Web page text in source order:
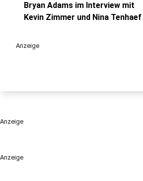
Anzeige
Bryan Adams im Interview mit
Kevin Zimmer und Nina Tenhaef
Anzeige
Anzeige